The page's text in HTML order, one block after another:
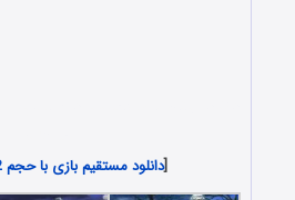
[دانلود مستقیم بازی با حجم 482 مگابایت